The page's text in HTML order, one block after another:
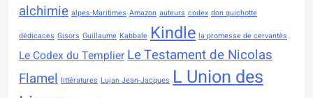
alchimie alpes-Maritimes Amazon auteurs codex don quichotte
dédicaces Gisors Guillaume Kabbale Kindle la promesse de cervantès
Le Codex du TemplierLe Testament de Nicolas
Flamel littératures Lujan Jean-Jacques L Union des